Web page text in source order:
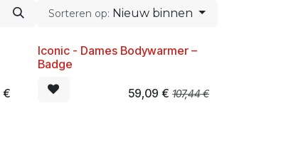
Sorteren op: Nieuw binnen
€
-45%
Iconic - Dames Bodywarmer –
Badge
59,09 € 107,44€